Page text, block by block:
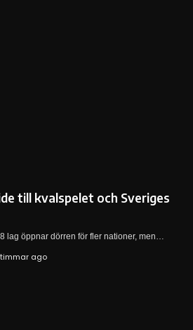
till kvalspelet och Sveriges
lag öppnar dörren för fler nationer, men…
ago